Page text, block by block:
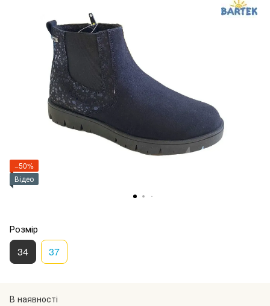
−50%
Відео
Розмір
34 37
В наявності